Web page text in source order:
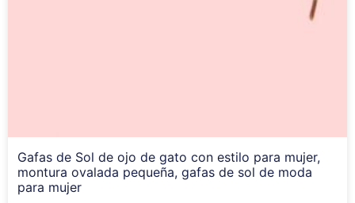
Gafas de Sol de ojo de gato con estilo para mujer,
montura ovalada pequeña, gafas de sol de moda
para mujer